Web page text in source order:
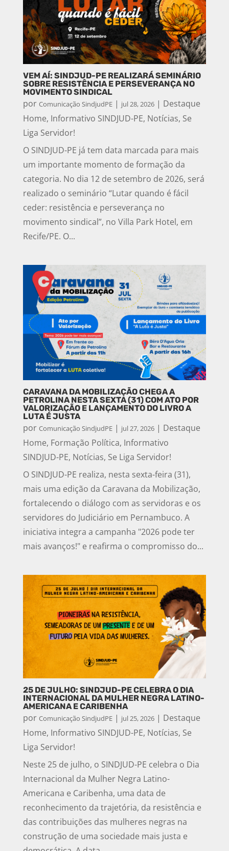
VEM AÍ: SINDJUD-PE REALIZARÁ SEMINÁRIO
SOBRE RESISTÊNCIA E PERSEVERANÇA NO
MOVIMENTO SINDICAL
por Comunicação SindjudPE| jul 28, 2026| Destaque
Home, Informativo SINDJUD-PE, Notícias, Se
Liga Servidor!
O SINDJUD-PE já tem data marcada para mais
um importante momento de formação da
categoria. No dia 12 de setembro de 2026, será
realizado o seminário “Lutar quando é fácil
ceder: resistência e perseverança no
movimento sindical”, no Villa Park Hotel, em
Recife/PE. O...
CARAVANA DA MOBILIZAÇÃO CHEGA A
PETROLINA NESTA SEXTA (31) COM ATO POR
VALORIZAÇÃO E LANÇAMENTO DO LIVRO A
LUTA É JUSTA
por Comunicação SindjudPE| jul 27, 2026| Destaque
Home, Formação Política, Informativo
SINDJUD-PE, Notícias, Se Liga Servidor!
O SINDJUD-PE realiza, nesta sexta-feira (31),
mais uma edição da Caravana da Mobilização,
fortalecendo o diálogo com as servidoras e os
servidores do Judiciário em Pernambuco. A
iniciativa integra a campanha "2026 pode ter
mais avanços!" e reafirma o compromisso do...
25 DE JULHO: SINDJUD-PE CELEBRA O DIA
INTERNACIONAL DA MULHER NEGRA LATINO-
AMERICANA E CARIBENHA
por Comunicação SindjudPE| jul 25, 2026| Destaque
Home, Informativo SINDJUD-PE, Notícias, Se
Liga Servidor!
Neste 25 de julho, o SINDJUD-PE celebra o Dia
Internacional da Mulher Negra Latino-
Americana e Caribenha, uma data de
reconhecimento da trajetória, da resistência e
das contribuições das mulheres negras na
construção de uma sociedade mais justa e